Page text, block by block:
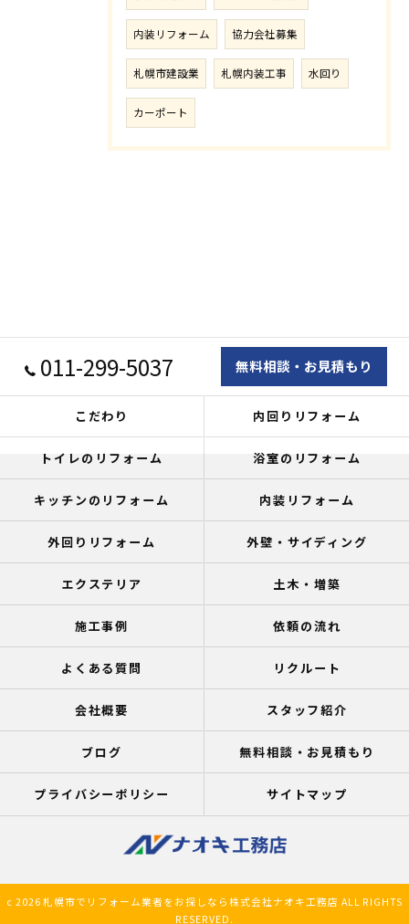
内装リフォーム 協力会社募集
札幌市建設業 札幌内装工事 水回り
カーポート
011-299-5037 無料相談・お見積もり
こだわり 内回りリフォーム
トイレのリフォーム 浴室のリフォーム
キッチンのリフォーム 内装リフォーム
外回りリフォーム 外壁・サイディング
エクステリア 土木・増築
施工事例 依頼の流れ
よくある質問 リクルート
会社概要 スタッフ紹介
ブログ 無料相談・お見積もり
プライバシーポリシー サイトマップ
c 2026 札幌市でリフォーム業者をお探しなら株式会社ナオキ工務店 ALL RIGHTS
RESERVED.